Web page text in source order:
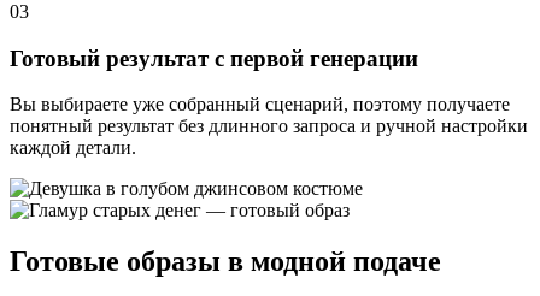
03
Готовый результат с первой генерации
Вы выбираете уже собранный сценарий, поэтому получаете
понятный результат без длинного запроса и ручной настройки
каждой детали.
Готовые образы в модной подаче